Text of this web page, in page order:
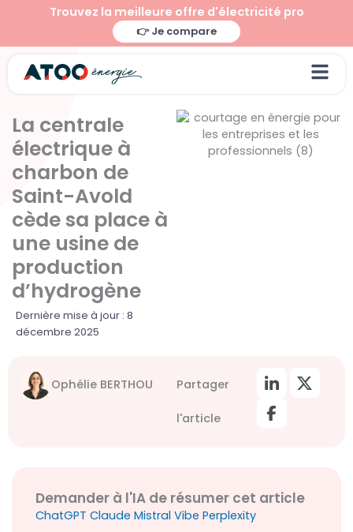
Trouvez la meilleure offre d'électricité pro
👉 Je compare
La centrale
électrique à
charbon de
Saint-Avold
cède sa place à
une usine de
production
d’hydrogène
Dernière mise à jour : 8
décembre 2025
Ophélie BERTHOU Partager
l'article
Demander à l'IA de résumer cet article
ChatGPT Claude Mistral Vibe Perplexity